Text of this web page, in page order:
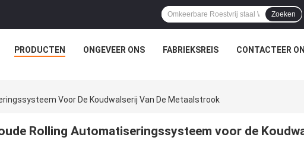
Zoeken
PRODUCTEN ONGEVEER ONS FABRIEKSREIS CONTACTEER
Voor De Koudwalserij Van De Metaalstrook
Rolling Automatiseringssysteem voor de